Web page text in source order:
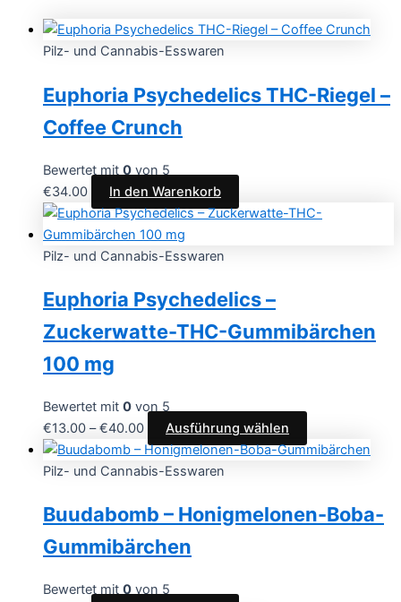
Pilz- und Cannabis-Esswaren
Euphoria Psychedelics THC-Riegel –
Coffee Crunch
Bewertet mit 0 von 5
€34.00 In den Warenkorb
Pilz- und Cannabis-Esswaren
Euphoria Psychedelics –
Zuckerwatte-THC-Gummibärchen
100 mg
Bewertet mit 0 von 5
€13.00 –€40.00 Ausführung wählen
Pilz- und Cannabis-Esswaren
Buudabomb – Honigmelonen-Boba-
Gummibärchen
Bewertet mit 0 von 5